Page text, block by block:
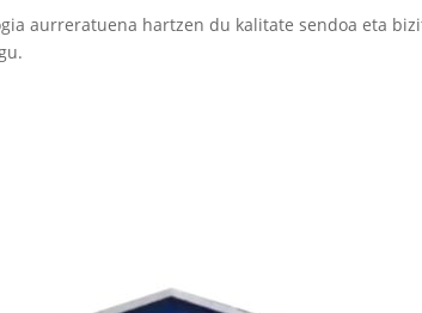
aurreratuena hartzen du kalitate sendoa eta